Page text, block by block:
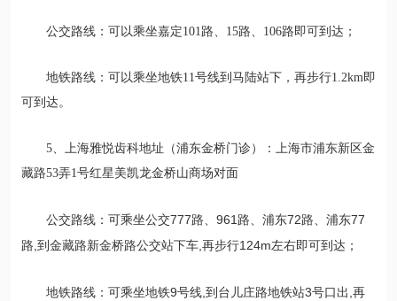
公交路线：可以乘坐嘉定101路、15路、106路即可到达；
地铁路线：可以乘坐地铁11号线到马陆站下，再步行1.2km即
可到达。
5、上海雅悦齿科地址（浦东金桥门诊）：上海市浦东新区金
藏路53弄1号红星美凯龙金桥山商场对面
公交路线： 可乘坐公交777路、961路、浦东72路、浦东77
路,到金藏路新金桥路公交站下车,再步行124m左右即可到达；
地铁路线： 可乘坐地铁9号线,到台儿庄路地铁站3号口出,再